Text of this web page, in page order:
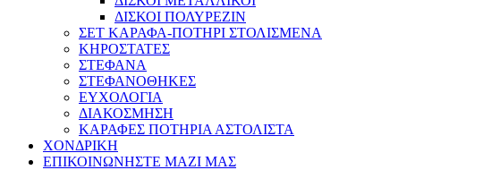
ΔΙΣΚΟΙ ΠΟΛΥΡΕΖΙΝ
ΣΕΤ ΚΑΡΑΦΑ-ΠΟΤΗΡΙ ΣΤΟΛΙΣΜΕΝΑ
ΚΗΡΟΣΤΑΤΕΣ
ΣΤΕΦΑΝΑ
ΣΤΕΦΑΝΟΘΗΚΕΣ
ΕΥΧΟΛΟΓΙΑ
ΔΙΑΚΟΣΜΗΣΗ
ΚΑΡΑΦΕΣ ΠΟΤΗΡΙΑ ΑΣΤΟΛΙΣΤΑ
ΧΟΝΔΡΙΚΗ
ΕΠΙΚΟΙΝΩΝΗΣΤΕ ΜΑΖΙ ΜΑΣ